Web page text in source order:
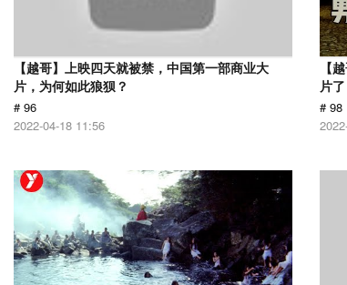
【越哥】上映四天就被禁，中国第一部商业大
片，为何如此狼狈？
# 96
2022-04-18 11:56
【
片
# 98